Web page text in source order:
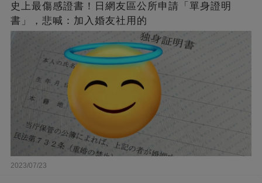
史上最傷感證書！日網友區公所申請「單身證明
書」，悲喊：加入婚友社用的
2023/07/23